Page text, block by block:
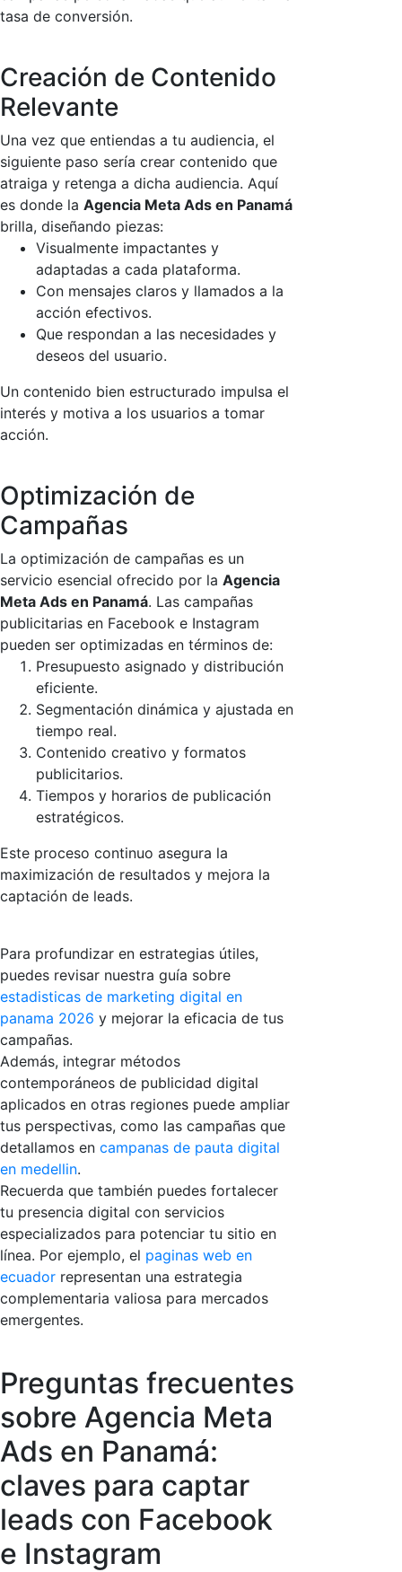
tasa de conversión.
Creación de Contenido
Relevante
Una vez que entiendas a tu audiencia, el
siguiente paso sería crear contenido que
atraiga y retenga a dicha audiencia. Aquí
es donde la Agencia Meta Ads en Panamá
brilla, diseñando piezas:
Visualmente impactantes y
adaptadas a cada plataforma.
Con mensajes claros y llamados a la
acción efectivos.
Que respondan a las necesidades y
deseos del usuario.
Un contenido bien estructurado impulsa el
interés y motiva a los usuarios a tomar
acción.
Optimización de
Campañas
La optimización de campañas es un
servicio esencial ofrecido por la Agencia
Meta Ads en Panamá. Las campañas
publicitarias en Facebook e Instagram
pueden ser optimizadas en términos de:
Presupuesto asignado y distribución
eficiente.
Segmentación dinámica y ajustada en
tiempo real.
Contenido creativo y formatos
publicitarios.
Tiempos y horarios de publicación
estratégicos.
Este proceso continuo asegura la
maximización de resultados y mejora la
captación de leads.
Para profundizar en estrategias útiles,
puedes revisar nuestra guía sobre
estadisticas de marketing digital en
panama 2026 y mejorar la eficacia de tus
campañas.
Además, integrar métodos
contemporáneos de publicidad digital
aplicados en otras regiones puede ampliar
tus perspectivas, como las campañas que
detallamos en campanas de pauta digital
en medellin.
Recuerda que también puedes fortalecer
tu presencia digital con servicios
especializados para potenciar tu sitio en
línea. Por ejemplo, el paginas web en
ecuador representan una estrategia
complementaria valiosa para mercados
emergentes.
Preguntas frecuentes
sobre Agencia Meta
Ads en Panamá:
claves para captar
leads con Facebook
e Instagram